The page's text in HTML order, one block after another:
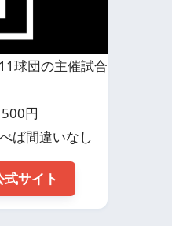
球団の主催試合
円
ば間違いなし
サイト